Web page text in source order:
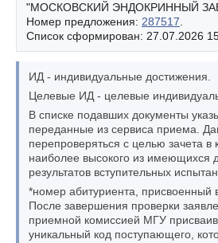
"МОСКОВСКИЙ ЭНДОКРИННЫЙ
Номер предложения: 287517
Список сформирован: 27.07.2026
ИД - индивидуальные достижения.
Целевые ИД - целевые
В списке подавших документы
переданные из сервиса приема.
перепроверяться с целью зачета в
наиболее высокого из имеющихся
результатов вступительных
*номер абитуриента, присвоенный
После завершения проверки
приемной комиссией МГУ
уникальный код поступающего,